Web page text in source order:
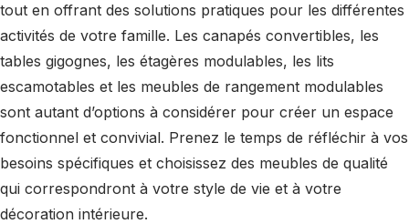
tout en offrant des solutions pratiques pour les différentes
activités de votre famille. Les canapés convertibles, les
tables gigognes, les étagères modulables, les lits
escamotables et les meubles de rangement modulables
sont autant d’options à considérer pour créer un espace
fonctionnel et convivial. Prenez le temps de réfléchir à vos
besoins spécifiques et choisissez des meubles de qualité
qui correspondront à votre style de vie et à votre
décoration intérieure.